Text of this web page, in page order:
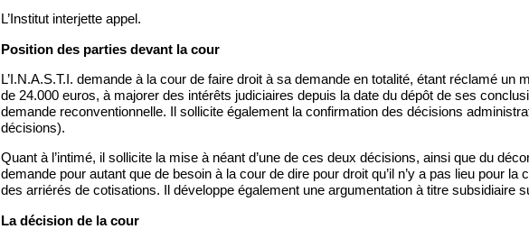
L’Institut interjette appel.
Position des parties devant la cour
L’I.N.A.S.T.I. demande à la cour de faire droit à sa demande en totalité, étant réclamé un
de 24.000 euros, à majorer des intérêts judiciaires depuis la date du dépôt de ses
demande reconventionnelle. Il sollicite également la confirmation des décisions
décisions).
Quant à l’intimé, il sollicite la mise à néant d’une de ces deux décisions, ainsi que du
demande pour autant que de besoin à la cour de dire pour droit qu’il n’y a pas lieu pour la
des arriérés de cotisations. Il développe également une argumentation à titre subsidiaire
La décision de la cour